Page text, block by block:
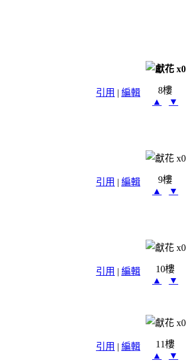
x0
引用 | 編輯
8樓
▲
▼
x0
引用 | 編輯
9樓
▲
▼
x0
引用 | 編輯
10樓
▲
▼
x0
引用 | 編輯
11樓
▲
▼